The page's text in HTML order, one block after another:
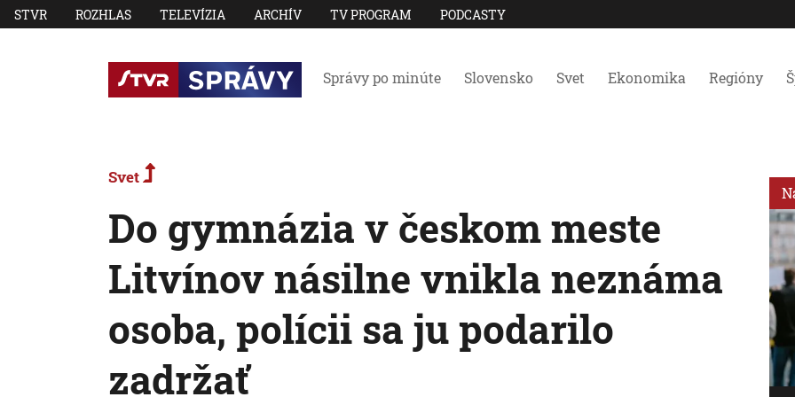
STVR ROZHLAS TELEVÍZIA ARCHÍV TV PROGRAM PODCASTY
Správy po minúte Slovensko Svet Ekonomika Regióny
Svet
Do gymnázia v českom meste
Litvínov násilne vnikla neznáma
osoba, polícii sa ju podarilo
zadržať